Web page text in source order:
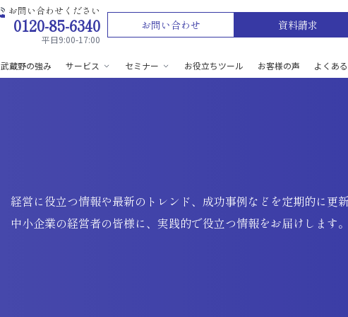
お問い合わせください
0120-85-6340
平日9:00-17:00
お問い合わせ 資料請求
武蔵野の強み サービス セミナー お役立ちツール お客様の声 よくあ
経営に役立つ情報や最新のトレンド、成功事例などを定期的に更新
中小企業の経営者の皆様に、実践的で役立つ情報をお届けします。